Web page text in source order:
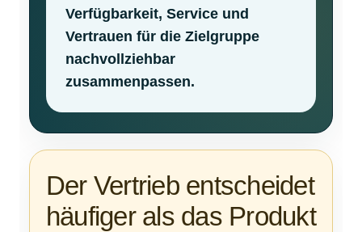
Verfügbarkeit, Service und
Vertrauen für die Zielgruppe
nachvollziehbar
zusammenpassen.
Der Vertrieb entscheidet
häufiger als das Produkt